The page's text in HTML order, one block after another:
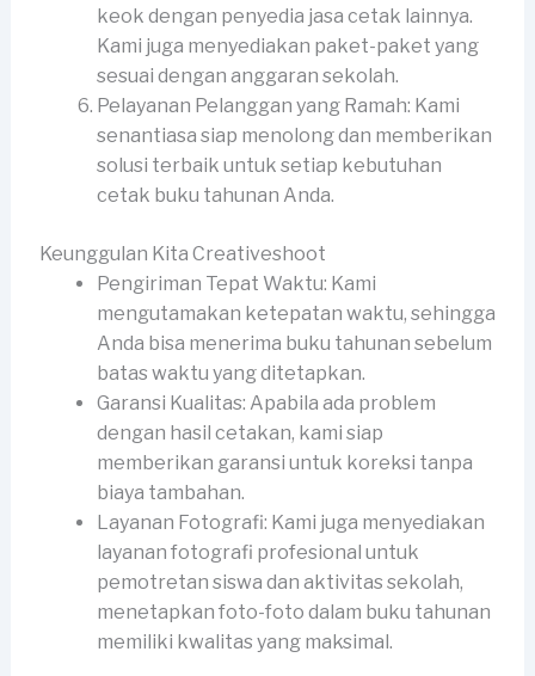
keok dengan penyedia jasa cetak lainnya.
Kami juga menyediakan paket-paket yang
sesuai dengan anggaran sekolah.
Pelayanan Pelanggan yang Ramah: Kami
senantiasa siap menolong dan memberikan
solusi terbaik untuk setiap kebutuhan
cetak buku tahunan Anda.
Keunggulan Kita Creativeshoot
Pengiriman Tepat Waktu: Kami
mengutamakan ketepatan waktu, sehingga
Anda bisa menerima buku tahunan sebelum
batas waktu yang ditetapkan.
Garansi Kualitas: Apabila ada problem
dengan hasil cetakan, kami siap
memberikan garansi untuk koreksi tanpa
biaya tambahan.
Layanan Fotografi: Kami juga menyediakan
layanan fotografi profesional untuk
pemotretan siswa dan aktivitas sekolah,
menetapkan foto-foto dalam buku tahunan
memiliki kwalitas yang maksimal.